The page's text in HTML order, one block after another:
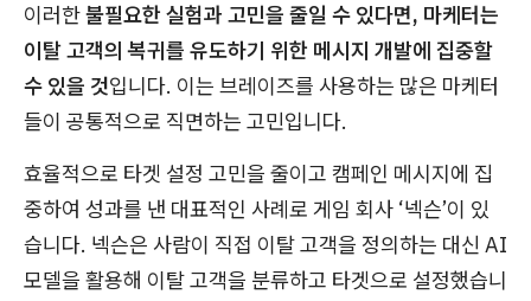
이러한불필요한 실험과 고민을 줄일 수 있다면, 마케터는
이탈 고객의 복귀를 유도하기 위한 메시지 개발에 집중할
수 있을 것입니다. 이는 브레이즈를 사용하는 많은 마케터
들이 공통적으로 직면하는 고민입니다.
효율적으로 타겟 설정 고민을 줄이고 캠페인 메시지에 집
중하여 성과를 낸 대표적인 사례로 게임 회사 ‘넥슨’이 있
습니다. 넥슨은 사람이 직접 이탈 고객을 정의하는 대신 AI
모델을 활용해 이탈 고객을 분류하고 타겟으로 설정했습니